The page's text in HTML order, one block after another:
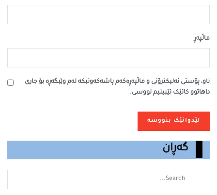
ماڵپه‌ڕ
ناو، پۆستی ئەلیکترۆنی و ماڵپەڕەکەم پاشەکەوتبکە لەم وێبگەڕە بۆ جاری
داهاتوو کاتێک تێبینیم نووسی.
گەڕان